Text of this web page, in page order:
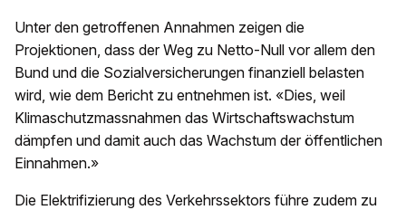
Unter den getroffenen Annahmen zeigen die
Projektionen, dass der Weg zu Netto-Null vor allem den
Bund und die Sozialversicherungen finanziell belasten
wird, wie dem Bericht zu entnehmen ist. «Dies, weil
Klimaschutzmassnahmen das Wirtschaftswachstum
dämpfen und damit auch das Wachstum der öffentlichen
Einnahmen.»
Die Elektrifizierung des Verkehrssektors führe zudem zu